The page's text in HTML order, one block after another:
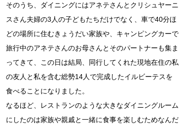
そのうち、ダイニングにはアネテさんとクリシュヤーニ
スさん夫婦の3人の子どもたちだけでなく、車で40分ほ
どの場所に住むきょうだい家族や、キャンピングカーで
旅行中のアネテさんのお母さんとそのパートナーも集ま
ってきて、この日は結局、同行してくれた現地在住の私
の友人と私を含む総勢14人で完成したイルビーテスを
食べることになりました。
なるほど、レストランのような大きなダイニングルーム
にしたのは家族や親戚と一緒に食事を楽しむためなんだ